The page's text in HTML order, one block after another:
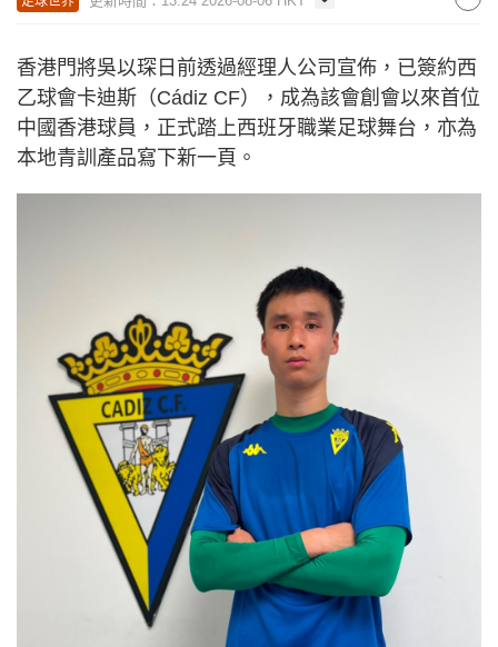
香港門將吳以琛日前透過經理人公司宣佈，已簽約西
乙球會卡迪斯（Cádiz CF），成為該會創會以來首位
中國香港球員，正式踏上西班牙職業足球舞台，亦為
本地青訓產品寫下新一頁。